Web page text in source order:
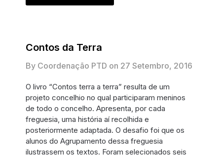
Contos da Terra
By Coordenação PTD on 27 Setembro, 2016
O livro “Contos terra a terra” resulta de um
projeto concelhio no qual participaram meninos
de todo o concelho. Apresenta, por cada
freguesia, uma história aí recolhida e
posteriormente adaptada. O desafio foi que os
alunos do Agrupamento dessa freguesia
ilustrassem os textos. Foram selecionados seis